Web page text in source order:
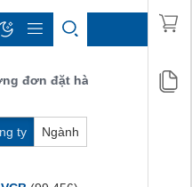
đặt hàng mới và xuất
ty Ngành